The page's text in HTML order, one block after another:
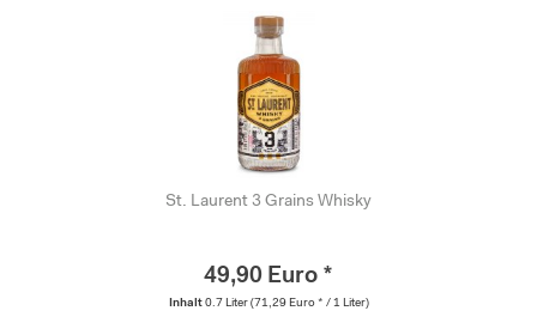
St. Laurent 3 Grains Whisky
49,90 Euro *
Inhalt 0.7 Liter (71,29 Euro * / 1 Liter)